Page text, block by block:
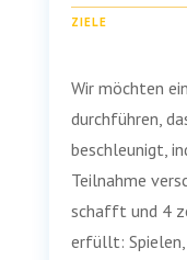
ZIELE
Wir möchten
durchführen,
beschleunigt,
Teilnahme
schafft und 4
erfüllt: Spielen,